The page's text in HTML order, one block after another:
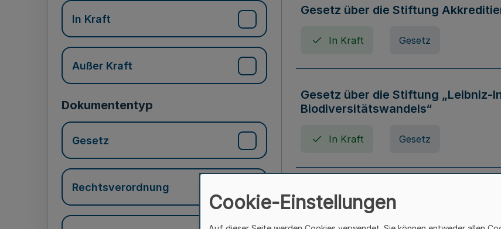
In Kraft
Außer Kraft
Dokumententyp
Gesetz
Rechtsverordnung
Gesetz über die Stiftung
In Kraft Gesetz
Gesetz über die Stiftung „Leibniz-
Biodiversitätswandels“
In Kraft Gesetz
Gesetz über die
(Kunsthochschulgesetz - KunstHG)
Cookie-Einstellungen